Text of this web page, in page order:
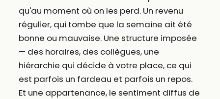
qu'au moment où on les perd. Un revenu
régulier, qui tombe que la semaine ait été
bonne ou mauvaise. Une structure imposée
— des horaires, des collègues, une
hiérarchie qui décide à votre place, ce qui
est parfois un fardeau et parfois un repos.
Et une appartenance, le sentiment diffus de